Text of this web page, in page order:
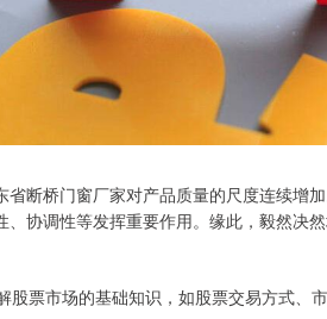
省断桥门窗厂家对产品质量的尺度连续增
、协调性等发挥重要作用。缘此，毅然决
股票市场的基础知识，如股票交易方式、